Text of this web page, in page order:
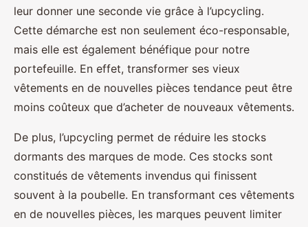
leur donner une seconde vie grâce à l’upcycling.
Cette démarche est non seulement éco-responsable,
mais elle est également bénéfique pour notre
portefeuille. En effet, transformer ses vieux
vêtements en de nouvelles pièces tendance peut être
moins coûteux que d’acheter de nouveaux vêtements.
De plus, l’upcycling permet de réduire les stocks
dormants des marques de mode. Ces stocks sont
constitués de vêtements invendus qui finissent
souvent à la poubelle. En transformant ces vêtements
en de nouvelles pièces, les marques peuvent limiter